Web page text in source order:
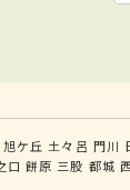
旭ケ丘 土々呂 門川
口 餅原 三股 都城